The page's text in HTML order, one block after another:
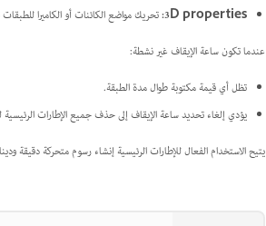
3D properties: تحريك مواضع الكائنات أو الكاميرا للطبقات
عندما تكون ساعة الإيقاف غير نشطة:
تظل أي قيمة مكتوبة طوال مدة الطبقة.
يؤدي إلغاء تحديد ساعة الإيقاف إلى حذف جميع الإطارات الرئيسية
يتيح الاستخدام الفعال للإطارات الرئيسية إنشاء رسوم متحركة دقيقة